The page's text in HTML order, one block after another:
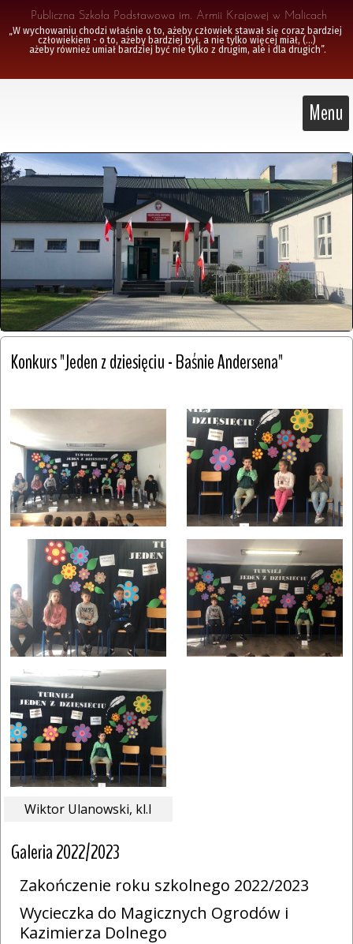
Publiczna Szkoła Podstawowa im. Armii Krajowej w Malicach
„W wychowaniu chodzi właśnie o to, ażeby człowiek stawał się coraz bardziej
człowiekiem - o to, ażeby bardziej był, a nie tylko więcej miał, (...)
ażeby również umiał bardziej być nie tylko z drugim, ale i dla drugich”.
Menu
Konkurs "Jeden z dziesięciu - Baśnie Andersena"
Wiktor Ulanowski, kl.I
Galeria 2022/2023
Zakończenie roku szkolnego 2022/2023
Wycieczka do Magicznych Ogrodów i
Kazimierza Dolnego